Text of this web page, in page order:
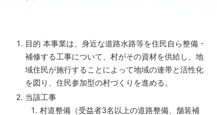
目的 本事業は、身近な道路水路等を住民自ら整備・
補修する工事について、村がその資材を供給し、地
域住民が施行することによって地域の連帯と活性化
を図り、住民参加型の村づくりを進める。
当該工事
村道整備（受益者3名以上の道路整備、舗装補